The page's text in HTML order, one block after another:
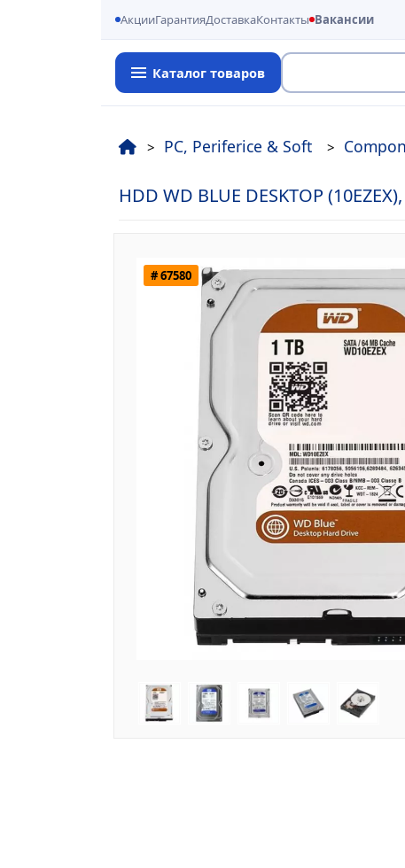
АкцииГарантияДоставкаКонтакты Вакансии
Каталог товаров
PC, Periferice & Soft
HDD WD BLUE DESKTOP
# 67580